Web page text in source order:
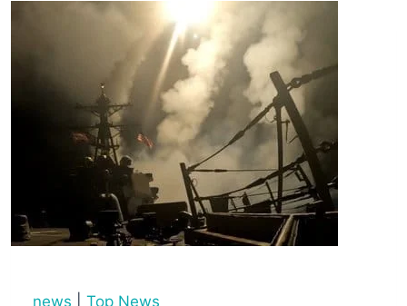
news Top News